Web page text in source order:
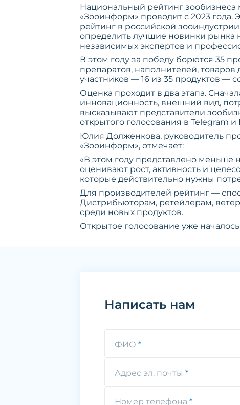
Национальный рейтинг зообизнеса
«Зооинформ» проводит с 2023 года.
рейтинг в российской
определить лучшие новинки рынка
независимых экспертов и
В этом году за победу борются 35
препаратов, наполнителей,
участников — 16 из 35 продуктов —
Оценка проходит в два этапа.
инновационность, внешний вид,
высказывают представители
открытого голосования в Telegram и
Юлия Долженкова, руководитель
«Зооинформ», отмечает:
«В этом году представлено меньше
оценивают рост, активность и
которые действительно нужны
Для производителей рейтинг —
Дистрибьюторам, ретейлерам,
среди новых продуктов.
Открытое голосование уже
Написать нам
ФИО
Адрес эл. почты
Номер телефона